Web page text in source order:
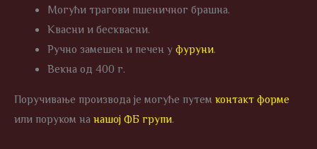
Могући трагови пшеничног брашна.
Квасни и бесквасни.
Ручно замешен и печен уфуруни.
Векна од 400 г.
Поручивање производа је могуће путем контакт форме
или поруком на нашој ФБ групи.